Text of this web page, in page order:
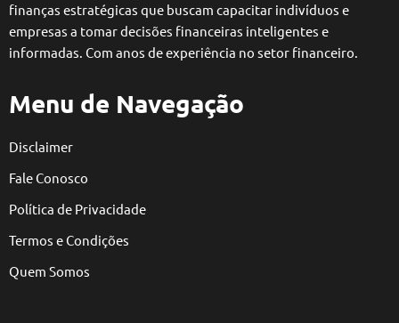
finanças estratégicas que buscam capacitar indivíduos e
empresas a tomar decisões financeiras inteligentes e
informadas. Com anos de experiência no setor financeiro.
Menu de Navegação
Disclaimer
Fale Conosco
Política de Privacidade
Termos e Condições
Quem Somos